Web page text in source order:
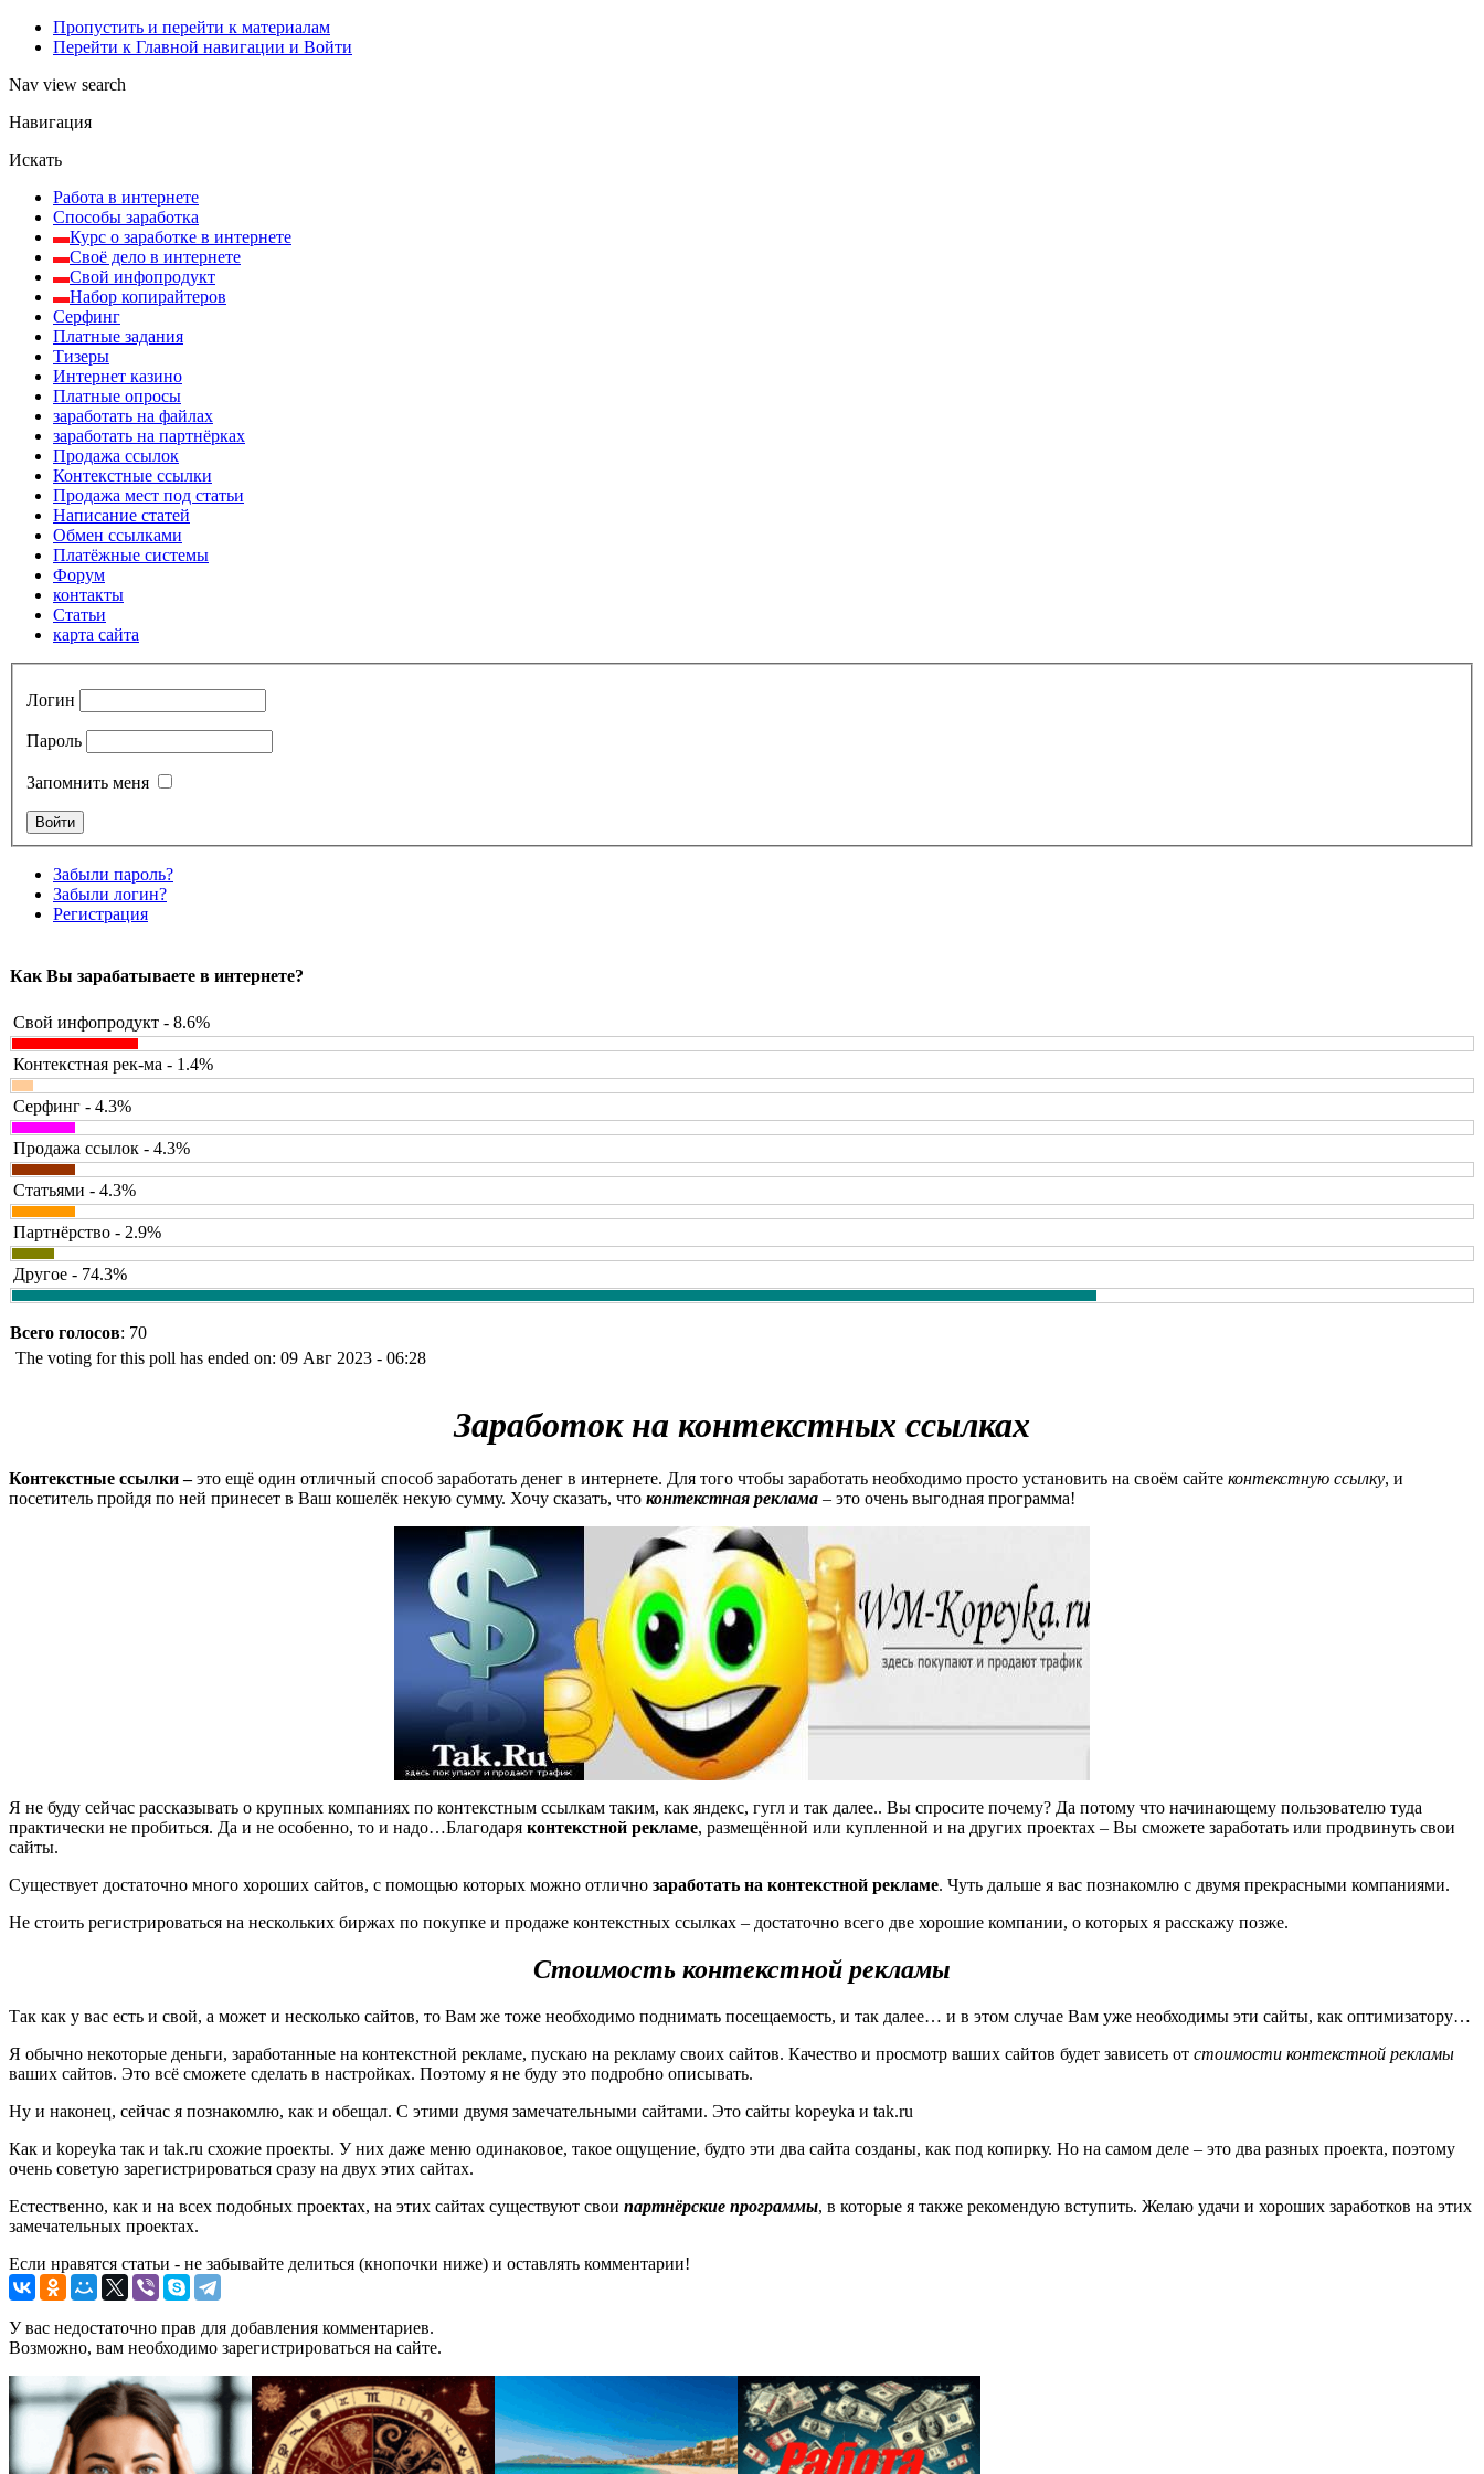
Пропустить и перейти к материалам
Перейти к Главной навигации и Войти
Nav view search
Навигация
Искать
Работа в интернете
Способы заработка
Курс о заработке в интернете
Своё дело в интернете
Свой инфопродукт
Набор копирайтеров
Серфинг
Платные задания
Тизеры
Интернет казино
Платные опросы
заработать на файлах
заработать на партнёрках
Продажа ссылок
Контекстные ссылки
Продажа мест под статьи
Написание статей
Обмен ссылками
Платёжные системы
Форум
контакты
Статьи
карта сайта
Логин
Пароль
Запомнить меня
Забыли пароль?
Забыли логин?
Регистрация
Как Вы зарабатываете в интернете?
Свой инфопродукт - 8.6%
Контекстная рек-ма - 1.4%
Серфинг - 4.3%
Продажа ссылок - 4.3%
Статьями - 4.3%
Партнёрство - 2.9%
Другое - 74.3%
Всего голосов: 70
The voting for this poll has ended on: 09 Авг 2023 - 06:28
Заработок на контекстных ссылках
Контекстные ссылки –это ещё один отличный способ заработать денег в интернете. Для того чтобы заработать необходимо просто установить на своём сайте контекстную ссылку, и
посетитель пройдя по ней принесет в Ваш кошелёк некую сумму. Хочу сказать, что контекстная реклама – это очень выгодная программа!
Я не буду сейчас рассказывать о крупных компаниях по контекстным ссылкам таким, как яндекс, гугл и так далее.. Вы спросите почему? Да потому что начинающему пользователю туда
практически не пробиться. Да и не особенно, то и надо…Благодаря контекстной рекламе, размещённой или купленной и на других проектах – Вы сможете заработать или продвинуть свои
сайты.
Существует достаточно много хороших сайтов, с помощью которых можно отлично заработать на контекстной рекламе. Чуть дальше я вас познакомлю с двумя прекрасными компаниями.
Не стоить регистрироваться на нескольких биржах по покупке и продаже контекстных ссылках – достаточно всего две хорошие компании, о которых я расскажу позже.
Стоимость контекстной рекламы
Так как у вас есть и свой, а может и несколько сайтов, то Вам же тоже необходимо поднимать посещаемость, и так далее… и в этом случае Вам уже необходимы эти сайты, как оптимизатору…
Я обычно некоторые деньги, заработанные на контекстной рекламе, пускаю на рекламу своих сайтов. Качество и просмотр ваших сайтов будет зависеть от стоимости контекстной рекламы
ваших сайтов. Это всё сможете сделать в настройках. Поэтому я не буду это подробно описывать.
Ну и наконец, сейчас я познакомлю, как и обещал. С этими двумя замечательными сайтами. Это сайты kopeyka и tak.ru
Как и kopeyka так и tak.ru схожие проекты. У них даже меню одинаковое, такое ощущение, будто эти два сайта созданы, как под копирку. Но на самом деле – это два разных проекта, поэтому
очень советую зарегистрироваться сразу на двух этих сайтах.
Естественно, как и на всех подобных проектах, на этих сайтах существуют свои партнёрские программы, в которые я также рекомендую вступить. Желаю удачи и хороших заработков на этих
замечательных проектах.
Если нравятся статьи - не забывайте делиться (кнопочки ниже) и оставлять комментарии!
У вас недостаточно прав для добавления комментариев.
Возможно, вам необходимо зарегистрироваться на сайте.